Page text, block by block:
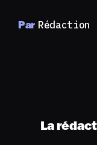
Par Rédaction
La